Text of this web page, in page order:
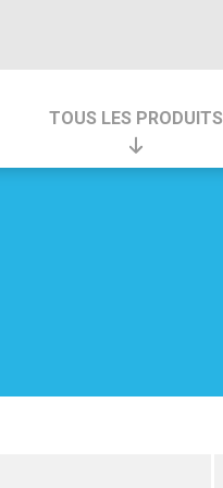
TOUS LES PRODUITS